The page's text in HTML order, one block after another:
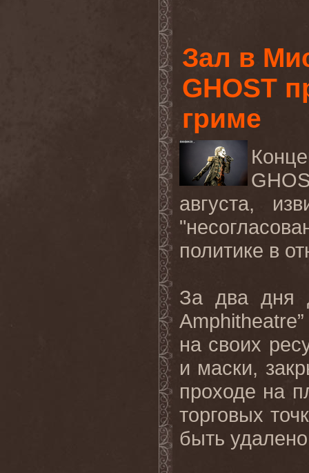
Зал в
GHOST
гриме
августа,
политике в
За два дня
на своих
и маски,
проходе на
торговых
быть